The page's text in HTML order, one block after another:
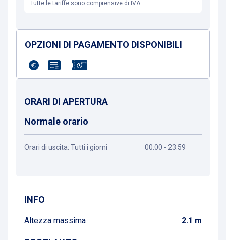
Tutte le tariffe sono comprensive di IVA.
OPZIONI DI PAGAMENTO DISPONIBILI
ORARI DI APERTURA
Normale orario
Orari di uscita: Tutti i giorni 00:00 - 23:59
INFO
Altezza massima 2.1 m